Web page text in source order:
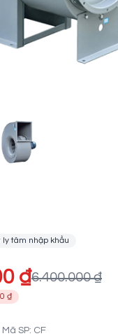
GALLERY IMAGE 1
ly tâm nhập khẩu
₫6.400.000 ₫
₫
Mã SP: CF